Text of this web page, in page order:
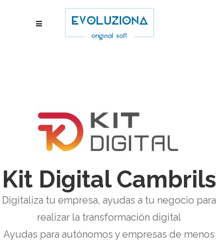
Kit Digital Cambrils
Digitaliza tu empresa, ayudas a tu negocio para
realizar la transformación digital
Ayudas para autónomos y empresas de menos